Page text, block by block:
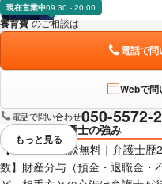
現在営業中09:30 - 20:00
養育費 のご相談は
電話で
Webで問
電話で問い合わせ050-5572-
弁護士の強み
【初回60分相談無料｜弁護士
数】財産分与（預金・退職金・
視覚的に省略されている要
もっと見る